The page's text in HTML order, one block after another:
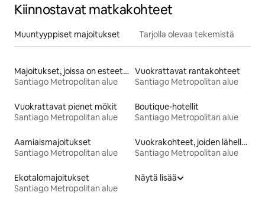
Kiinnostavat matkakohteet
Muuntyyppiset majoitukset Tarjolla olevaa tekemistä
Majoitukset, joissa on esteetön vuode
Santiago Metropolitan alue
Vuokrattavat rantakohteet
Santiago Metropolitan alue
Vuokrattavat pienet mökit
Santiago Metropolitan alue
Boutique-hotellit
Santiago Metropolitan alue
Aamiaismajoitukset
Santiago Metropolitan alue
Vuokrakohteet, joiden lähellä on rinne tai latu
Santiago Metropolitan alue
Ekotalomajoitukset
Santiago Metropolitan alue
Näytä lisää